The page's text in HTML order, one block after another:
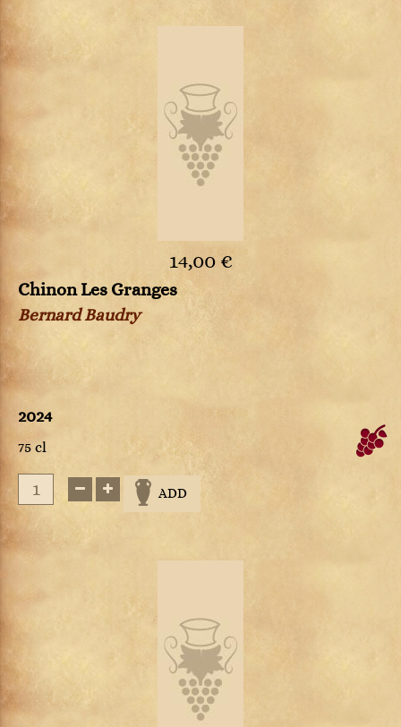
14,00 €
Chinon Les Granges
Bernard Baudry
2024
75 cl
ADD